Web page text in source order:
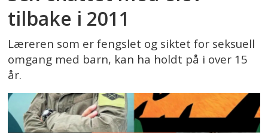
tilbake i 2011
Læreren som er fengslet og siktet for seksuell
omgang med barn, kan ha holdt på i over 15
år.